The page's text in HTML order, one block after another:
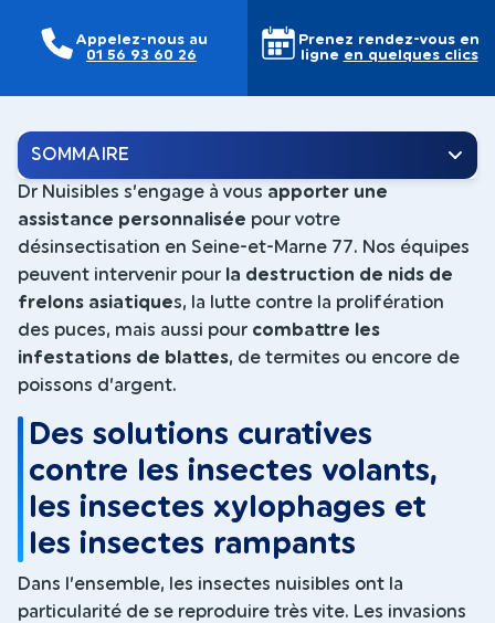
Appelez-nous au
01 56 93 60 26
Prenez rendez-vous en
ligne en quelques clics
SOMMAIRE
Dr Nuisibles s’engage à vous apporter une
assistance personnalisée pour votre
désinsectisation en Seine-et-Marne 77. Nos équipes
peuvent intervenir pour la destruction de nids de
frelons asiatiques, la lutte contre la prolifération
des puces, mais aussi pour combattre les
infestations de blattes, de termites ou encore de
poissons d’argent.
Des solutions curatives
contre les insectes volants,
les insectes xylophages et
les insectes rampants
Dans l’ensemble, les insectes nuisibles ont la
particularité de se reproduire très vite. Les invasions